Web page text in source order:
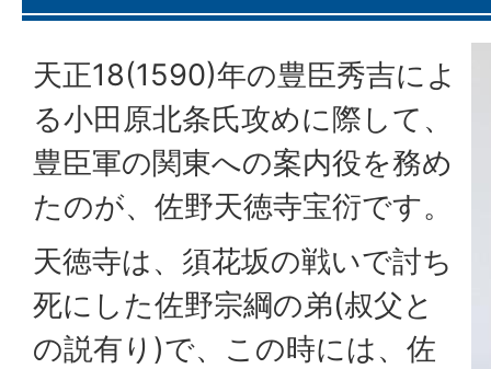
天正18(1590)年の豊臣秀吉によ
る小田原北条氏攻めに際して、
豊臣軍の関東への案内役を務め
たのが、佐野天徳寺宝衍です。
天徳寺は、須花坂の戦いで討ち
死にした佐野宗綱の弟(叔父と
の説有り)で、この時には、佐